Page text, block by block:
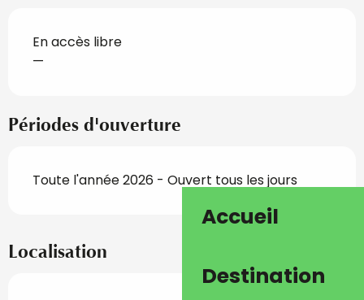
Accueil
Destination
En accès libre
—
Périodes d'ouverture
Toute l'année 2026 - Ouvert tous les jours
Localisation